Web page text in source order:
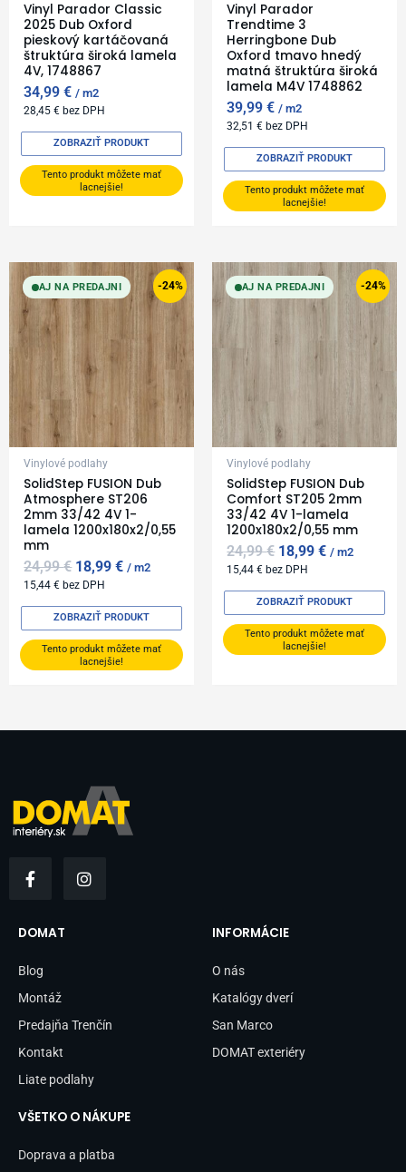
Vinyl Parador Classic
2025 Dub Oxford
pieskový kartáčovaná
štruktúra široká lamela
4V, 1748867
34,99€ m2
28,45€ bez DPH
Tento produkt môžete mať
lacnejšie!
ZOBRAZIŤ PRODUKT
Vinyl Parador
Trendtime 3
Herringbone Dub
Oxford tmavo hnedý
matná štruktúra široká
lamela M4V 1748862
39,99€ m2
32,51€ bez DPH
Tento produkt môžete mať
lacnejšie!
ZOBRAZIŤ PRODUKT
-24%
AJ NA PREDAJNI
Vinylové podlahy
SolidStep FUSION Dub
Atmosphere ST206
2mm 33/42 4V 1-
lamela 1200x180x2/0,55
mm
24,99€
price
was:
18,99€
Current
price
is:
18,99 €.
m2
15,44€ bez DPH
Tento produkt môžete mať
lacnejšie!
ZOBRAZIŤ PRODUKT
-24%
AJ NA PREDAJNI
Vinylové podlahy
SolidStep FUSION Dub
Comfort ST205 2mm
33/42 4V 1-lamela
1200x180x2/0,55 mm
24,99€
Original
price
was:
24,99 €.
18,99€
Current
price
is:
18,99 €.
m2
15,44€ bez DPH
Tento produkt môžete mať
lacnejšie!
ZOBRAZIŤ PRODUKT
a
b
o
k
-
n
DOMAT
Blog
Montáž
Predajňa Trenčín
Kontakt
Liate podlahy
INFORMÁCIE
O nás
Katalógy dverí
San Marco
DOMAT exteriéry
VŠETKO O NÁKUPE
Doprava a platba